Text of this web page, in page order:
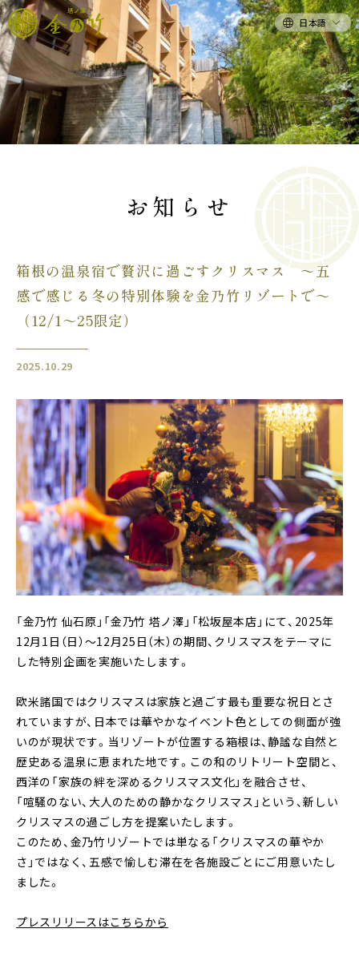
日本語
お知らせ
箱根の温泉宿で贅沢に過ごすクリスマス ～五
感で感じる冬の特別体験を金乃竹リゾートで～
（12/1～25限定）
2025.10.29
「金乃竹 仙石原」「金乃竹 塔ノ澤」「松坂屋本店」にて、2025年
12月1日（日）〜12月25日（木）の期間、クリスマスをテーマに
した特別企画を実施いたします。
欧米諸国ではクリスマスは家族と過ごす最も重要な祝日とさ
れていますが、日本では華やかなイベント色としての側面が強
いのが現状です。当リゾートが位置する箱根は、静謐な自然と
歴史ある温泉に恵まれた地です。この和のリトリート空間と、
西洋の「家族の絆を深めるクリスマス文化」を融合させ、
「喧騒のない、大人のための静かなクリスマス」という、新しい
クリスマスの過ごし方を提案いたします。
このため、金乃竹リゾートでは単なる「クリスマスの華やか
さ」ではなく、五感で愉しむ滞在を各施設ごとにご用意いたし
ました。
プレスリリースはこちらから